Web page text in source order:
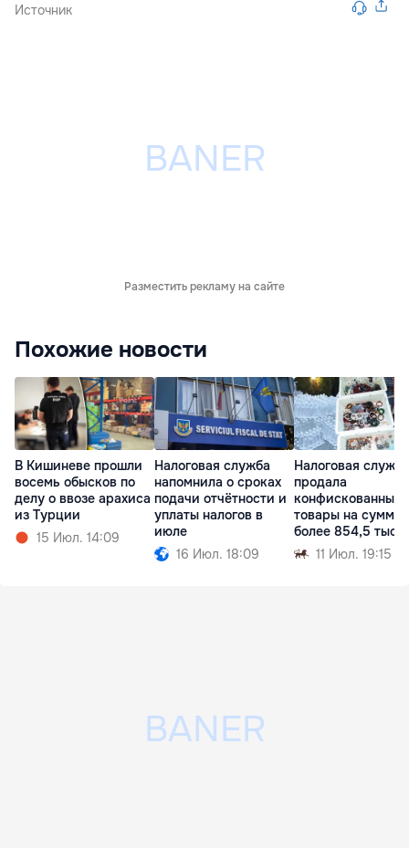
Источник
Разместить рекламу на сайте
Похожие новости
В Кишиневе прошли
восемь обысков по
делу о ввозе арахиса
из Турции
15 Июл. 14:09
Налоговая служба
напомнила о сроках
подачи отчётности и
уплаты налогов в
июле
16 Июл. 18:09
Налоговая служба
продала
конфискованные
товары на сумму
более 854,5
леев11 Июл. 19:15